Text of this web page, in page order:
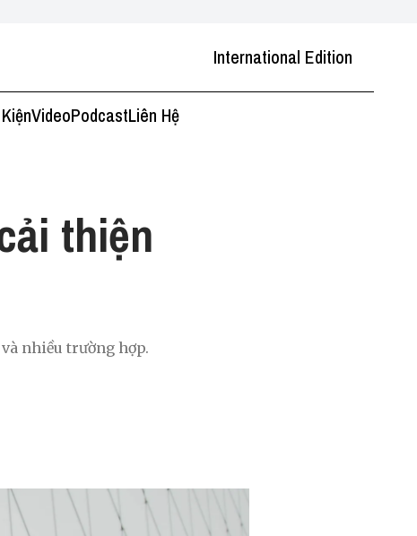
International Edition
VideoPodcastLiên Hệ
thiện
nhiều trường hợp.